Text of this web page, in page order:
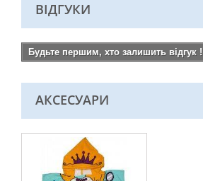
ВІДГУКИ
Будьте першим, хто залишить відгук !
АКСЕСУАРИ